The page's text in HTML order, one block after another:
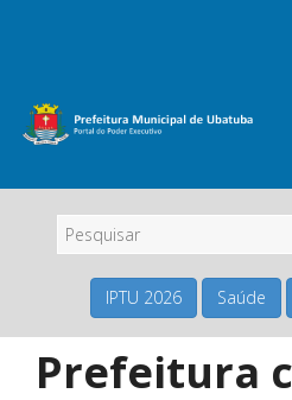
IPTU 2026 Saúde
Prefeitura